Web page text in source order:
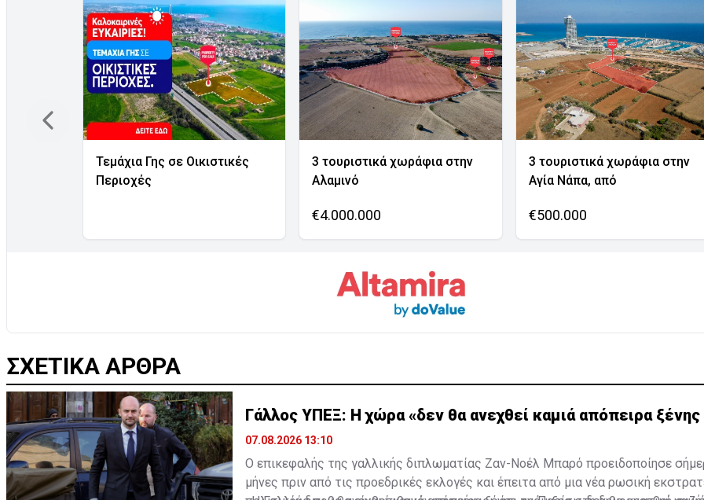
Τεμάχια Γης σε Οικιστικές
Περιοχές
3 τουριστικά χωράφια στην
Αλαμινό
€4.000.000
3 τουριστικά χωράφια στην
Αγία Νάπα, από
€500.000
ΣΧΕΤΙΚΑ ΑΡΘΡΑ
Γάλλος ΥΠΕΞ: Η χώρα «δεν θα ανεχθεί καμιά απόπειρα ξένης
07.08.2026 13:10
Ο επικεφαλής της γαλλικής διπλωματίας Ζαν-Νοέλ Μπαρό προειδοποίησε
μήνες πριν από τις προεδρικές εκλογές και έπειτα από μια νέα ρωσική